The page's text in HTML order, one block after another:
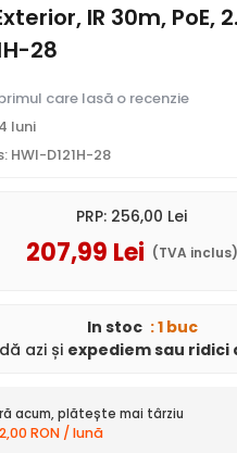
IR 30m, PoE,
28
care lasă o recenzie
luni
HWI-D121H-28
PRP: 256,00 Lei
207,99 Lei (TVA inclus)
In stoc : 1 buc
azi și expediemsau ridici
acum, plătește mai târziu
RON / lună